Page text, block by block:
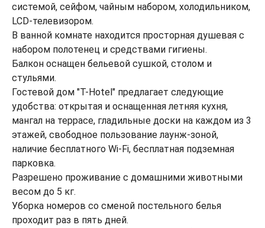
системой, сейфом, чайным набором, холодильником,
LCD-телевизором.
В ванной комнате находится просторная душевая с
набором полотенец и средствами гигиены.
Балкон оснащен бельевой сушкой, столом и
стульями.
Гостевой дом "T-Hotel" предлагает следующие
удобства: открытая и оснащенная летняя кухня,
мангал на террасе, гладильные доски на каждом из 3
этажей, свободное пользование лаунж-зоной,
наличие бесплатного Wi-Fi, бесплатная подземная
парковка.
Разрешено проживание с домашними животными
весом до 5 кг.
Уборка номеров со сменой постельного белья
проходит раз в пять дней.